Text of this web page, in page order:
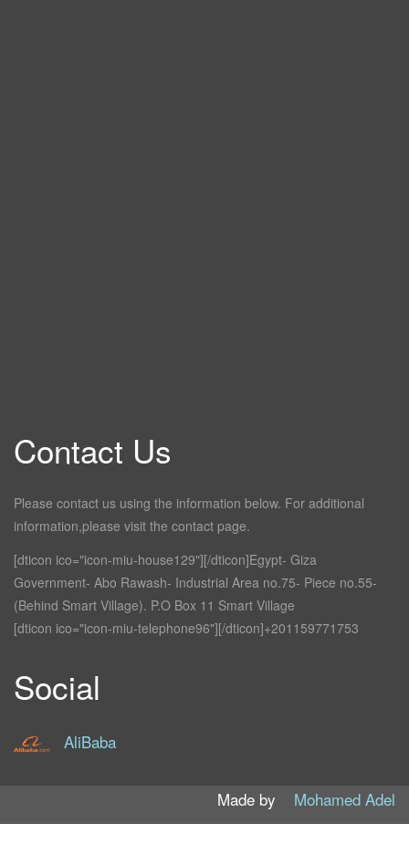
Contact Us
Please contact us using the information below. For additional
information,please visit the contact page.
[dticon ico="icon-miu-house129"][/dticon]Egypt- Giza
Government- Abo Rawash- Industrial Area no.75- Piece no.55-
(Behind Smart Village). P.O Box 11 Smart Village
[dticon ico="icon-miu-telephone96"][/dticon]+201159771753
Social
AliBaba
Made by Mohamed Adel